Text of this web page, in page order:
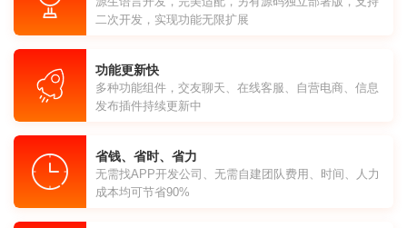
二次开发，实现功能无限扩展
功能更新快
多种功能组件，交友聊天、在线客服、自营电商、信息
发布插件持续更新中
省钱、省时、省力
无需找APP开发公司、无需自建团队费用、时间、人力
成本均可节省90%